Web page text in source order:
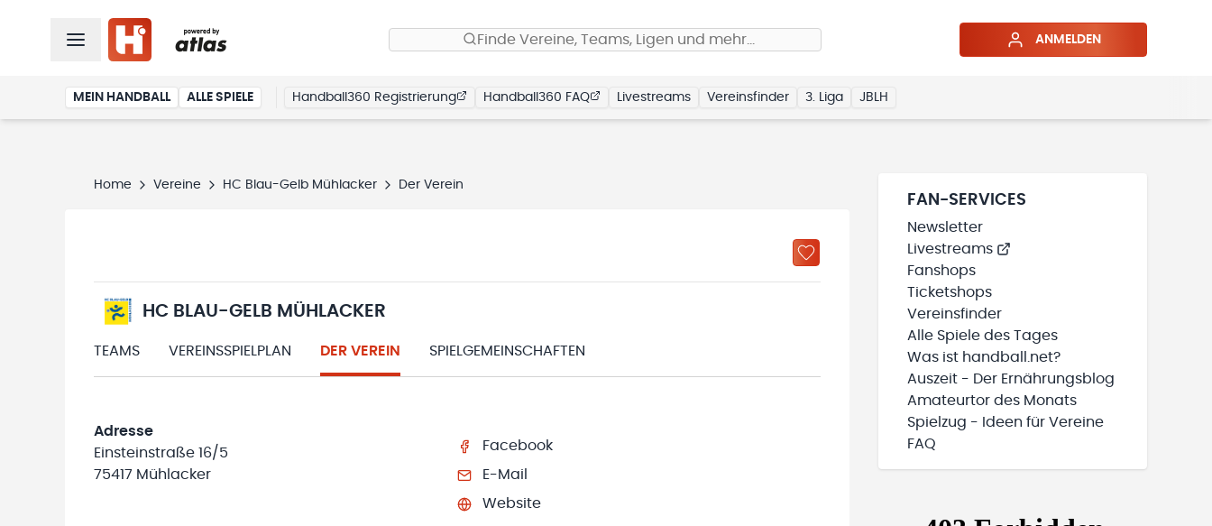
Finde Vereine, Teams, Ligen und mehr… ANMELDEN
MEIN HANDBALL ALLE SPIELE Handball360 Registrierung Handball360 FAQ Livestreams Vereinsfinder 3. Liga JBLH
Home Vereine HC Blau-Gelb Mühlacker Der Verein
HC BLAU-GELB MÜHLACKER
TEAMS VEREINSSPIELPLAN DER VEREIN SPIELGEMEINSCHAFTEN
Adresse
Einsteinstraße 16/5
75417 Mühlacker
Facebook
E-Mail
Website
FAN-SERVICES
Newsletter
Livestreams
Fanshops
Ticketshops
Vereinsfinder
Alle Spiele des Tages
Was ist handball.net?
Auszeit - Der Ernährungsblog
Amateurtor des Monats
Spielzug - Ideen für Vereine
FAQ